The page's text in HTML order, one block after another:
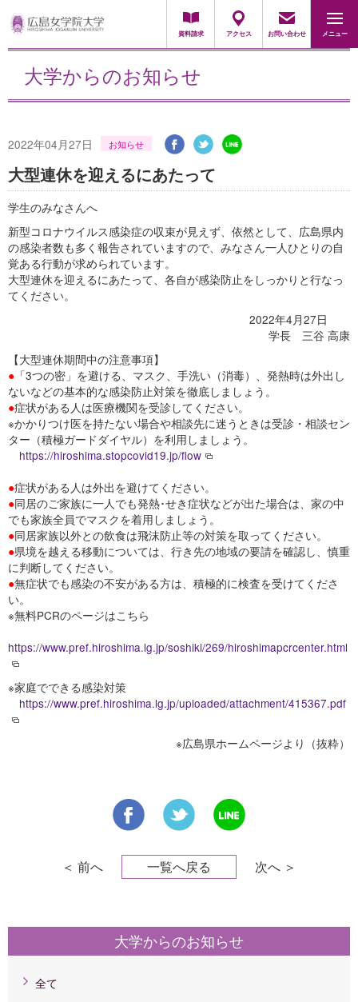
資料請求 アクセス お問い合わせ メニュー
大学からのお知らせ
2022年04月27日 お知らせ
大型連休を迎えるにあたって
学生のみなさんへ
新型コロナウイルス感染症の収束が見えず、依然として、広島県内
の感染者数も多く報告されていますので、みなさん一人ひとりの自
覚ある行動が求められています。
大型連休を迎えるにあたって、各自が感染防止をしっかりと行なっ
てください。
2022年4月27日
学長 三谷 高康
【大型連休期間中の注意事項】
● 「3つの密」を避ける、マスク、手洗い（消毒）、発熱時は外出し
ないなどの基本的な感染防止対策を徹底しましょう。
●症状がある人は医療機関を受診してください。
※かかりつけ医を持たない場合や相談先に迷うときは受診・相談セン
ター（積極ガードダイヤル）を利用しましょう。
https://hiroshima.stopcovid19.jp/flow
●症状がある人は外出を避けてください。
●同居のご家族に一人でも発熱･せき症状などが出た場合は、家の中
でも家族全員でマスクを着用しましょう。
●同居家族以外との飲食は飛沫防止等の対策を取ってください。
●県境を越える移動については、行き先の地域の要請を確認し、慎重
に判断してください。
●無症状でも感染の不安がある方は、積極的に検査を受けてくださ
い。
※無料PCRのページはこちら
https://www.pref.hiroshima.lg.jp/soshiki/269/hiroshimapcrcenter.html
※家庭でできる感染対策
https://www.pref.hiroshima.lg.jp/uploaded/attachment/415367.pdf
※広島県ホームページより（抜粋）
＜ 前へ 一覧へ戻る 次へ ＞
大学からのお知らせ
全て